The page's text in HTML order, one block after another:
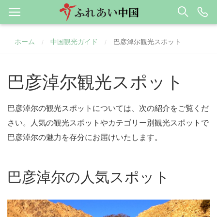
ホーム / 中国観光ガイド / 巴彦淖尔観光スポット
巴彦淖尔観光スポット
巴彦淖尔の観光スポットについては、次の紹介をご覧くだ
さい。人気の観光スポットやカテゴリー別観光スポットで
巴彦淖尔の魅力を存分にお届けいたします。
巴彦淖尔の人気スポット